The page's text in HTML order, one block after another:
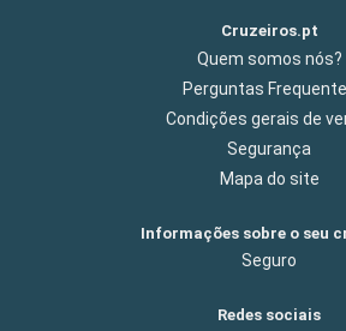
Cruzeiros.pt
Quem somos nós?
Perguntas
Condições gerais de
Segurança
Mapa do site
Informações sobre o seu
Seguro
Redes sociais